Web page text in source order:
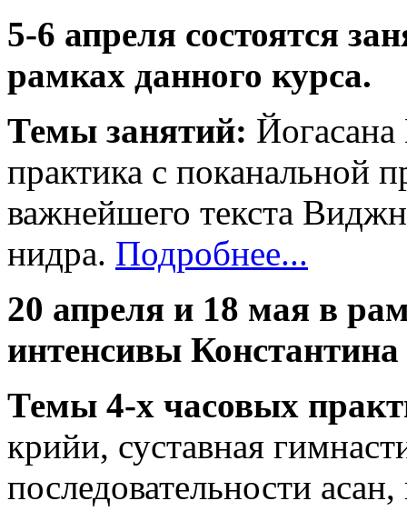
5-6 апреля состоятся
рамках данного курса.
Темы занятий:
практика с поканальной
важнейшего текста
нидра. Подробнее...
20 апреля и 18 мая в
интенсивы
Темы 4-х часовых
крийи, суставная
последовательности